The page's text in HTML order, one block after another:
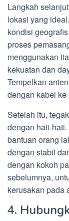
Langkah
lokasi yang
kondisi
proses
menggunakan
kekuatan dan
Tempelkan
dengan kabel
Setelah itu,
dengan hati-
bantuan orang
dengan stabil
dengan kokoh
sebelumnya,
kerusakan pada
4.